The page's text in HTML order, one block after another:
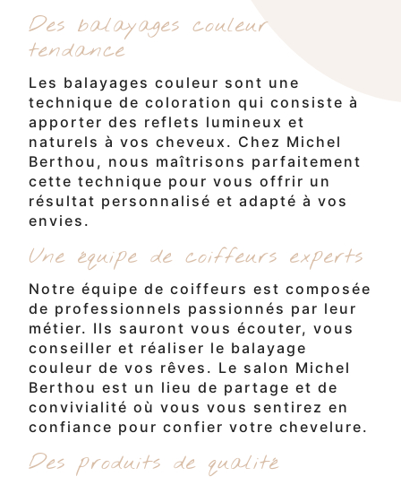
Des balayages couleur
tendance
Les balayages couleur sont une
technique de coloration qui consiste à
apporter des reflets lumineux et
naturels à vos cheveux. Chez Michel
Berthou, nous maîtrisons parfaitement
cette technique pour vous offrir un
résultat personnalisé et adapté à vos
envies.
Une équipe de coiffeurs experts
Notre équipe de coiffeurs est composée
de professionnels passionnés par leur
métier. Ils sauront vous écouter, vous
conseiller et réaliser le balayage
couleur de vos rêves. Le salon Michel
Berthou est un lieu de partage et de
convivialité où vous vous sentirez en
confiance pour confier votre chevelure.
Des produits de qualité